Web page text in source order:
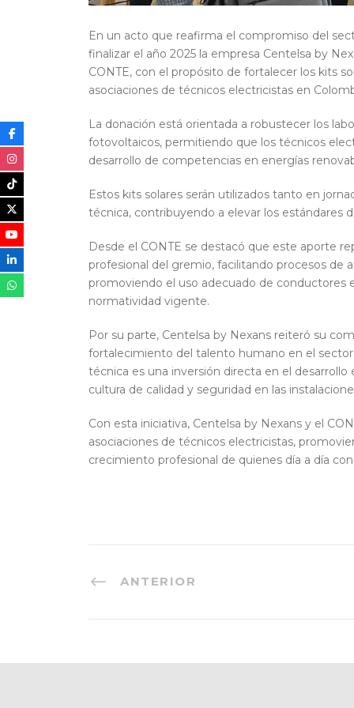
En un acto que reafirma el compromiso del
finalizar el año 2025 la empresa Centelsa by
CONTE, con el propósito de fortalecer los kits
asociaciones de técnicos electricistas en
La donación está orientada a robustecer los
fotovoltaicos, permitiendo que los técnicos
desarrollo de competencias en energías
Estos kits solares serán utilizados tanto en
técnica, contribuyendo a elevar los estándares
Desde el CONTE se destacó que este aporte
profesional del gremio, facilitando procesos de
promoviendo el uso adecuado de
normatividad vigente.
Por su parte, Centelsa by Nexans reiteró su
fortalecimiento del talento humano en el
técnica es una inversión directa en el
cultura de calidad y seguridad en las
Con esta iniciativa, Centelsa by Nexans y el
asociaciones de técnicos electricistas,
crecimiento profesional de quienes día a día
ANTERIOR